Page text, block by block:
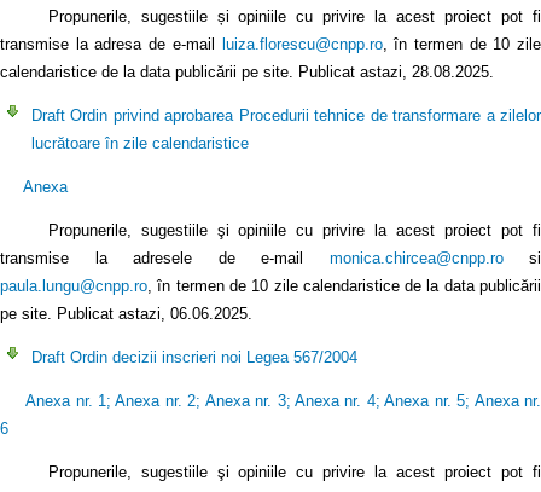
Propunerile, sugestiile și opiniile cu privire la acest proiect pot fi
transmise la adresa de e-mail
luiza.florescu@cnpp.ro, în termen de 10 zile
calendaristice de la data publicării pe site. Publicat astazi, 28.08.2025.
Draft Ordin privind aprobarea Procedurii tehnice de transformare a zilelor
lucrătoare în zile calendaristice
Anexa
Propunerile, sugestiile şi opiniile cu privire la acest proiect pot fi
transmise la adresele de e-mail monica.chircea@cnpp.rosi
paula.lungu@cnpp.ro , în termen de 10 zile calendaristice de la data publicării
pe site. Publicat astazi, 06.06.2025.
Draft Ordin decizii inscrieri noi Legea 567/2004
Anexa nr. 1 ;Anexa nr. 2; Anexa nr. 3;Anexa nr. 4;Anexa nr. 5; Anexa nr.
6
Propunerile, sugestiile şi opiniile cu privire la acest proiect pot fi